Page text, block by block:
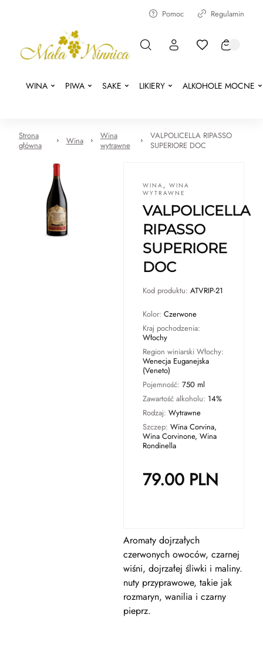
Pomoc Regulamin
WINA PIWA SAKE LIKIERY ALKOHOLE MOCNE
Strona
główna
Wina
Wina
wytrawne
VALPOLICELLA RIPASSO
SUPERIORE DOC
WINA , WINA
WYTRAWNE
VALPOLICELLA
RIPASSO
SUPERIORE
DOC
Kod produktu: ATVRIP-21
Kolor: Czerwone
Kraj pochodzenia:
Włochy
Region winiarski Włochy:
Wenecja Euganejska
(Veneto)
Pojemność: 750 ml
Zawartość alkoholu: 14%
Rodzaj: Wytrawne
Szczep: Wina Corvina,
Wina Corvinone, Wina
Rondinella
79.00PLN
Aromaty dojrzałych
czerwonych owoców, czarnej
wiśni, dojrzałej śliwki i maliny.
nuty przyprawowe, takie jak
rozmaryn, wanilia i czarny
pieprz.